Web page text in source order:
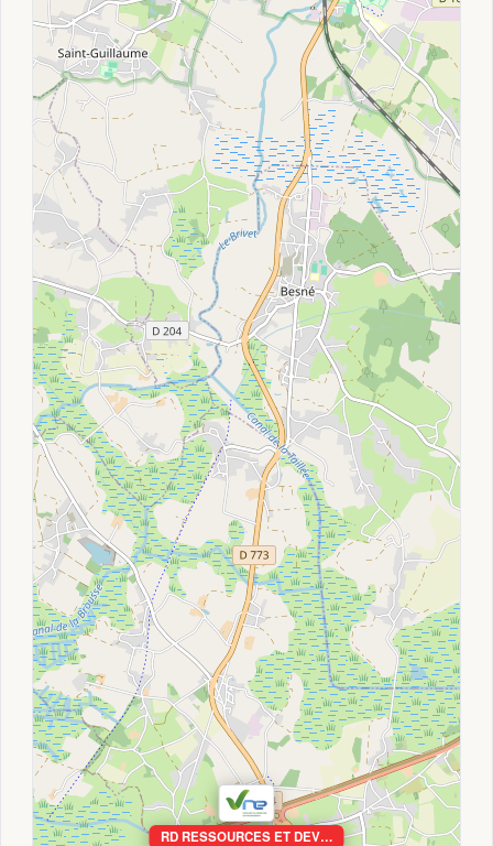
RD RESSOURCES ET DEV…